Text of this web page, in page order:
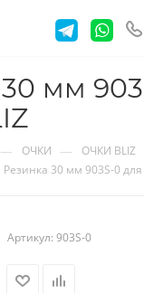
мм
— ОЧКИ — ОЧКИ BLIZ
Резинка 30 мм 903S-0 для
Артикул: 903S-0